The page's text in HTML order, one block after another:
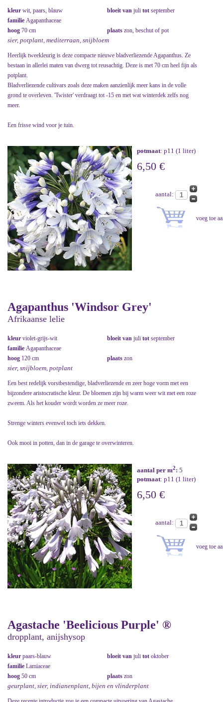
kleur wit, paars, blauw bloeit van juli tot september
familie Agapanthaceae
hoog 70 cm plaats zon, beschut of pot
sier, potplant, mediterraan, snijbloem
Heerlijk tweekleurig is deze compacte nieuwe bladverliezende Agapanthus. Ze
bestaan in allerlei maten van dwerg tot reusachtig. Deze is met 70 cm heel fijn als
potplant.
Bladverliezende cultivars zoals deze maken aanzienlijk meer kans in de volle
grond te overleven. 'Twister' verdraagt tot -15 en met wat winterdek zelfs nog
meer.
Een frisse wind voor je tuin.
potmaat: p11 (1 liter)
6,50 €
aantal:
Agapanthus 'Windsor Grey'
Afrikaanse lelie
kleur violet-grijs-wit bloeit van juli tot september
familie Agapanthaceae
hoog 120 cm plaats zon
sier, snijbloem, potplant
Een best redelijk vorstbestendige, bladverliezende en zeer hoge vorm met een
bijzondere aristocratische kleur. De bloemen zijn bij warm weer wit met een roze
zweem. Als het kouder wordt worden ze meer roze.
Strenge winters evenwel toch iets dekken.
Ook mooi in potten, dan in de garage te overwinteren.
aantal per m2: 5
potmaat: p11 (1 liter)
6,50 €
aantal:
Agastache 'Beelicious Purple' ®
dropplant, anijshysop
kleur paars-blauw bloeit van juli tot oktober
familie Lamiaceae
hoog 50 cm plaats zon
geurplant, sier, indianenplant, bijen en vlinderplant